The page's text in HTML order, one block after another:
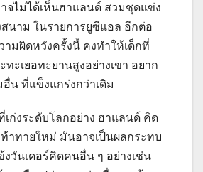
จไม่ได้เห็นฮาแลนด์ สวมชุดแข่ง
สนาม ในรายการยูซีแอล อีกต่อ
ามผิดหวังครั้งนี้ คงทำให้เด็กที่
ทะเยอทะยานสูงอย่างเขา อยาก
อื่น ที่แข็งแกร่งกว่าเดิม
เก่งระดับโลกอย่าง ฮาแลนด์ คิด
าทายใหม่ มันอาจเป็นผลกระทบ
งวันเดอร์คิดคนอื่น ๆ อย่างเช่น